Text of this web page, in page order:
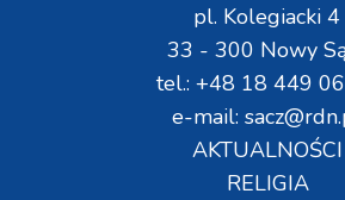
pl. Kolegiacki 4
33 - 300 Nowy
tel.: +48 18 449
e-mail:
AKTUALNOŚCI
RELIGIA